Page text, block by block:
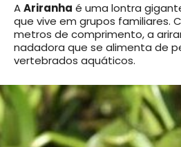
AAriranha é uma lontra
que vive em grupos familiares.
metros de comprimento, a
nadadora que se alimenta de
vertebrados aquáticos.